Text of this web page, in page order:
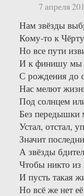
7 апреля
Нам звёзды
Кому-то к
Но все пути
И к финишу мы
С рождения до
Нас мелют
Под солнцем
Без передышки
Устал, отстал,
Значит
А звёзды
Чтобы никто из
И пусть такая
Но всё же нет